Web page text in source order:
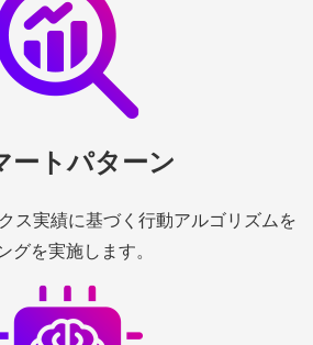
ートパターン
ス実績に基づく行動アルゴリズムを
グを実施します。